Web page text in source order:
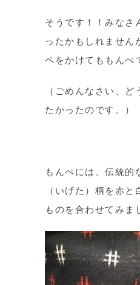
そうです！！みなさ
ったかもしれません
ペをかけてももんぺ
（ごめんなさい、
たかったのです。）
もんぺには、伝統的
（いげた）柄を赤
ものを合わせてみま